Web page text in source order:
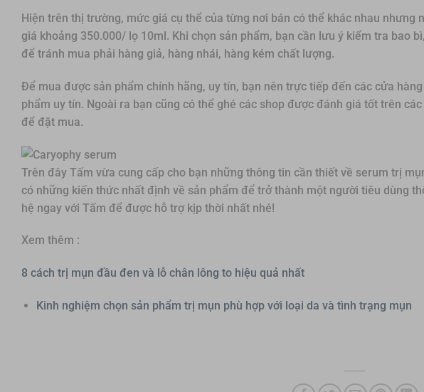
Hiện trên thị trường, mức giá cụ thể của từng nơi bán có thể khác nhau
giá khoảng 350.000/ lọ 10ml. Khi chọn sản phẩm, bạn cần lưu ý kiểm tra bao
để tránh mua phải hàng giả, hàng nhái, hàng kém chất lượng.
Để mua được sản phẩm chính hãng, uy tín, bạn nên trực tiếp đến các cửa
phẩm uy tín. Ngoài ra bạn cũng có thể ghé các shop được đánh giá tốt trên
để đặt mua.
Trên đây Tấm vừa cung cấp cho bạn những thông tin cần thiết về serum trị
có những kiến thức nhất định về sản phẩm để trở thành một người tiêu dùng
hệ ngay với Tấm để được hỗ trợ kịp thời nhất nhé!
Xem thêm :
8 cách trị mụn đầu đen và lỗ chân lông to hiệu quả nhất
Kinh nghiệm chọn sản phẩm trị mụn phù hợp với loại da và tình trạng mụn